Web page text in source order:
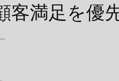
満足を優